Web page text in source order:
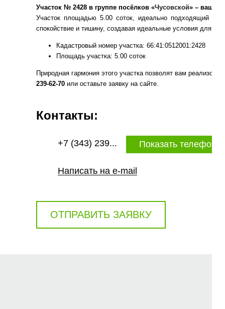
Участок № 2428 в группе посёлков «Чусовской» – ваш
Участок площадью 5.00 соток, идеально подходящий
спокойствие и тишину, создавая идеальные условия для
Кадастровый номер участка: 66:41:0512001:2428
Площадь участка: 5.00 соток
Природная гармония этого участка позволят вам
239-62-70или оставьте заявку на сайте.
Контакты:
+7 (343) 239... Показать телефон
Написать на e-mail
ОТПРАВИТЬ ЗАЯВКУ